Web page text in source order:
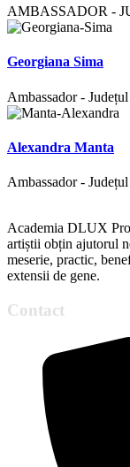
AMBASSADOR -
Georgiana Sima
Ambassador -
Alexandra Manta
Ambassador -
Academia DLUX
artiștii obțin ajutorul
meserie, practic,
extensii de gene.
Contact